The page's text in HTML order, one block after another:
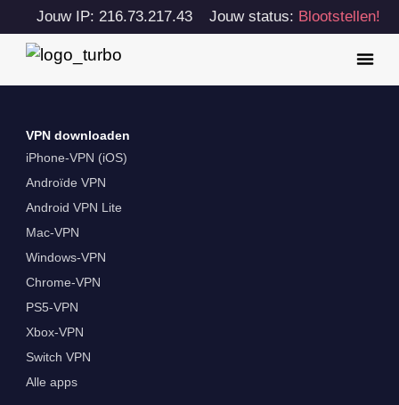
Jouw IP: 216.73.217.43 Jouw status: Blootstellen!
VPN downloaden
iPhone-VPN (iOS)
Androïde VPN
Android VPN Lite
Mac-VPN
Windows-VPN
Chrome-VPN
PS5-VPN
Xbox-VPN
Switch VPN
Alle apps